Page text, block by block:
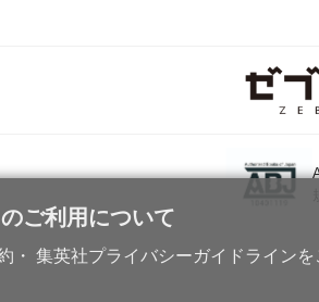
ご利用について
・ 集英社プライバシーガイドライン